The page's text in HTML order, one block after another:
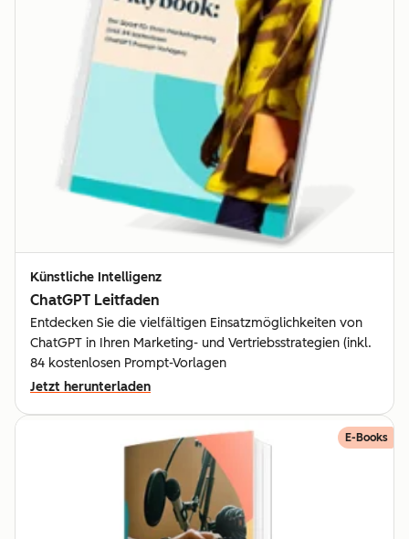
Künstliche Intelligenz
ChatGPT Leitfaden
Entdecken Sie die vielfältigen Einsatzmöglichkeiten von
ChatGPT in Ihren Marketing- und Vertriebsstrategien (inkl.
84 kostenlosen Prompt-Vorlagen
Jetzt herunterladen
E-Books